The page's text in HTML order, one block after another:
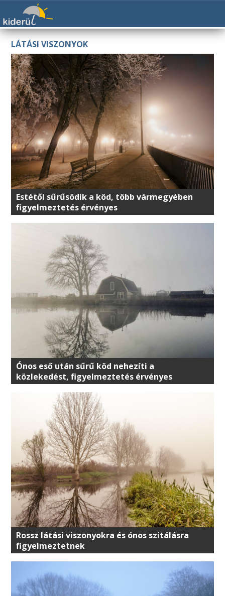
LÁTÁSI VISZONYOK
Estétől sűrűsödik a köd, több vármegyében
figyelmeztetés érvényes
Ónos eső után sűrű köd nehezíti a
közlekedést, figyelmeztetés érvényes
Rossz látási viszonyokra és ónos szitálásra
figyelmeztetnek